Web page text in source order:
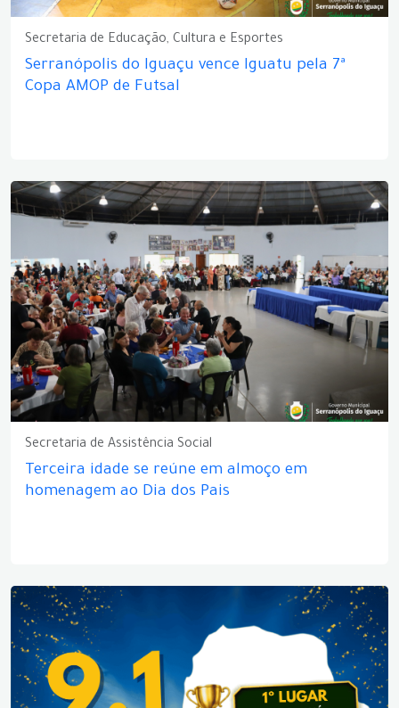
Secretaria de Educação, Cultura e Esportes
Serranópolis do Iguaçu vence Iguatu pela 7ª
Copa AMOP de Futsal
Secretaria de Assistência Social
Terceira idade se reúne em almoço em
homenagem ao Dia dos Pais